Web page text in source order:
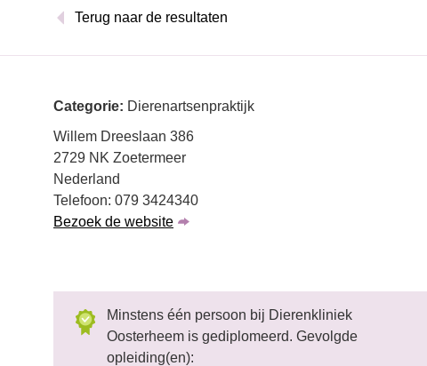
Terug naar de resultaten
Categorie: Dierenartsenpraktijk
Willem Dreeslaan 386
2729 NK Zoetermeer
Nederland
Telefoon: 079 3424340
Bezoek de website
Minstens één persoon bij Dierenkliniek
Oosterheem is gediplomeerd. Gevolgde
opleiding(en):